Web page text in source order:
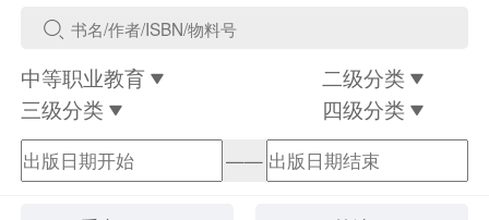
中等职业教育
二级分类
三级分类
四级分类
——